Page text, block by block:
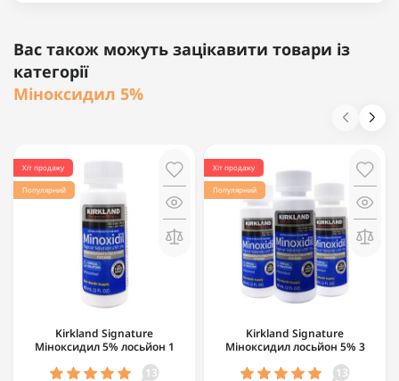
Вас також можуть зацікавити товари із
категорії
Міноксидил 5%
Хіт продажу
Популярний
Kirkland Signature
Міноксидил 5% лосьйон 1
13
Хіт продажу
Популярний
Kirkland Signature
Міноксидил лосьйон 5% 3
13